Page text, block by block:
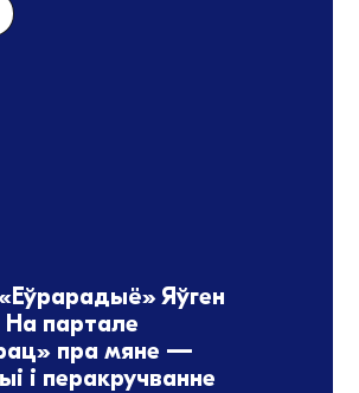
Яўген
На партале
пра мяне —
і перакручванне